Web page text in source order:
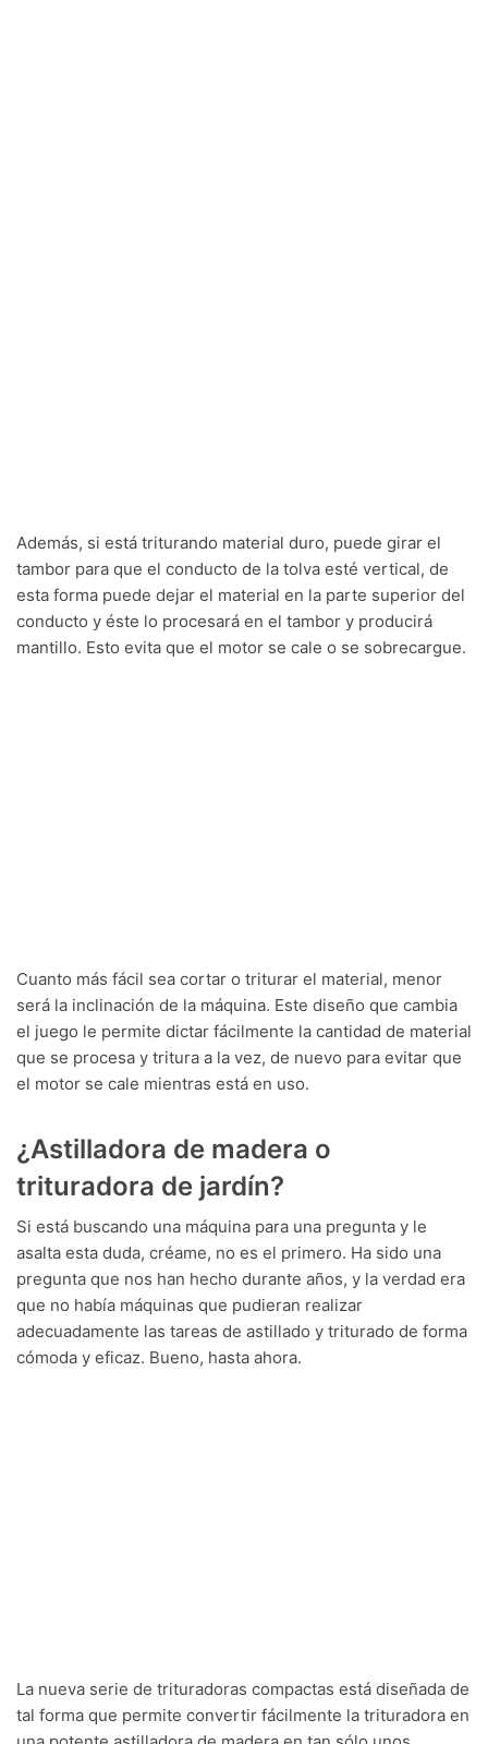
Además, si está triturando material duro, puede girar el
tambor para que el conducto de la tolva esté vertical, de
esta forma puede dejar el material en la parte superior del
conducto y éste lo procesará en el tambor y producirá
mantillo. Esto evita que el motor se cale o se sobrecargue.
Cuanto más fácil sea cortar o triturar el material, menor
será la inclinación de la máquina. Este diseño que cambia
el juego le permite dictar fácilmente la cantidad de material
que se procesa y tritura a la vez, de nuevo para evitar que
el motor se cale mientras está en uso.
¿Astilladora de madera o
trituradora de jardín?
Si está buscando una máquina para una pregunta y le
asalta esta duda, créame, no es el primero. Ha sido una
pregunta que nos han hecho durante años, y la verdad era
que no había máquinas que pudieran realizar
adecuadamente las tareas de astillado y triturado de forma
cómoda y eficaz. Bueno, hasta ahora.
La nueva serie de trituradoras compactas está diseñada de
tal forma que permite convertir fácilmente la trituradora en